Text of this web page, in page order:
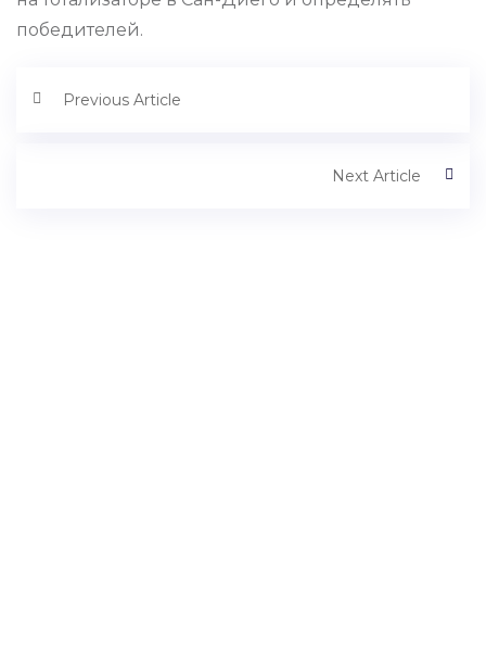
победителей.
Previous Article
Next Article